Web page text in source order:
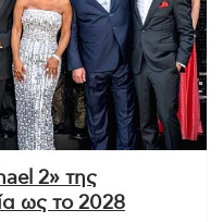
2» της
ως το 2028